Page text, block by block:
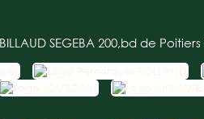
BILLAUD SEGEBA 200,bd de Poitiers